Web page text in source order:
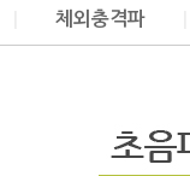
체외충격파